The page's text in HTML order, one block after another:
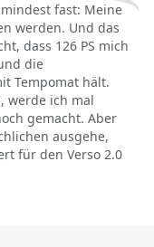
fast: Meine
werden. Und das
dass 126 PS mich
die
Tempomat hält.
werde ich mal
gemacht. Aber
ausgehe,
für den Verso 2.0